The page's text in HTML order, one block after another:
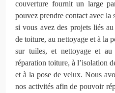
couverture fournit un large
pouvez prendre contact avec
si vous avez des projets liés
de toiture, au nettoyage et à la
sur tuiles, et nettoyage et
réparation toiture, à l’isolation
et à la pose de velux. Nous
nos activités afin de pouvoir